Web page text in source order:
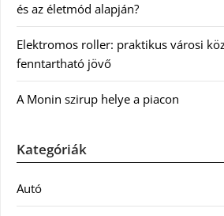
és az életmód alapján?
Elektromos roller: praktikus városi
fenntartható jövő
A Monin szirup helye a piacon
Kategóriák
Autó